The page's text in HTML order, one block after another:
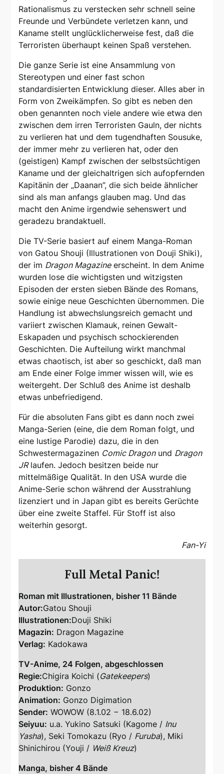
Rationalismus zu verstecken sehr schnell seine
Freunde und Verbündete verletzen kann, und
Kaname stellt unglücklicherweise fest, daß die
Terroristen überhaupt keinen Spaß verstehen.
Die ganze Serie ist eine Ansammlung von
Stereotypen und einer fast schon
standardisierten Entwicklung dieser. Alles aber in
Form von Zweikämpfen. So gibt es neben den
oben genannten noch viele andere wie etwa den
zwischen dem irren Terroristen Gauln, der nichts
zu verlieren hat und dem tugendhaften Sousuke,
der immer mehr zu verlieren hat, oder den
(geistigen) Kampf zwischen der selbstsüchtigen
Kaname und der gleichaltrigen sich aufopfernden
Kapitänin der „Daanan”, die sich beide ähnlicher
sind als man anfangs glauben mag. Und das
macht den Anime irgendwie sehenswert und
geradezu brandaktuell.
Die TV-Serie basiert auf einem Manga-Roman
von Gatou Shouji (Illustrationen von Douji Shiki),
der im Dragon Magazineerscheint. In dem Anime
wurden lose die wichtigsten und witzigsten
Episoden der ersten sieben Bände des Romans,
sowie einige neue Geschichten übernommen. Die
Handlung ist abwechslungsreich gemacht und
variiert zwischen Klamauk, reinen Gewalt-
Eskapaden und psychisch schockierenden
Geschichten. Die Aufteilung wirkt manchmal
etwas chaotisch, ist aber so geschickt, daß man
am Ende einer Folge immer wissen will, wie es
weitergeht. Der Schluß des Anime ist deshalb
etwas unbefriedigend.
Für die absoluten Fans gibt es dann noch zwei
Manga-Serien (eine, die dem Roman folgt, und
eine lustige Parodie) dazu, die in den
Schwestermagazinen Comic Dragonund Dragon
JRlaufen. Jedoch besitzen beide nur
mittelmäßige Qualität. In den USA wurde die
Anime-Serie schon während der Ausstrahlung
lizenziert und in Japan gibt es bereits Gerüchte
über eine zweite Staffel. Für Stoff ist also
weiterhin gesorgt.
Fan-Yi
Full Metal Panic!
Roman mit Illustrationen, bisher 11 Bände
Autor:Gatou Shouji
Illustrationen:Douji Shiki
Magazin: Dragon Magazine
Verlag: Kadokawa
TV-Anime, 24 Folgen, abgeschlossen
Regie:Chigira Koichi (Gatekeepers)
Produktion: Gonzo
Animation: Gonzo Digimation
Sender: WOWOW (8.1.02 − 18.6.02)
Seiyuu: u.a. Yukino Satsuki (Kagome / Inu
Yasha), Seki Tomokazu (Ryo / Furuba), Miki
Shinichirou (Youji / Weiß Kreuz)
Manga, bisher 4 Bände